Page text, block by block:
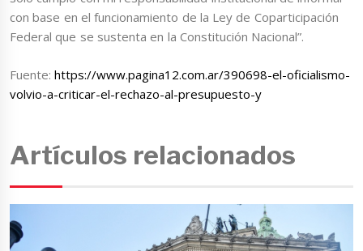
con base en el funcionamiento de la Ley de Coparticipación
Federal que se sustenta en la Constitución Nacional”.
Fuente:https://www.pagina12.com.ar/390698-el-oficialismo-
volvio-a-criticar-el-rechazo-al-presupuesto-y
Artículos relacionados